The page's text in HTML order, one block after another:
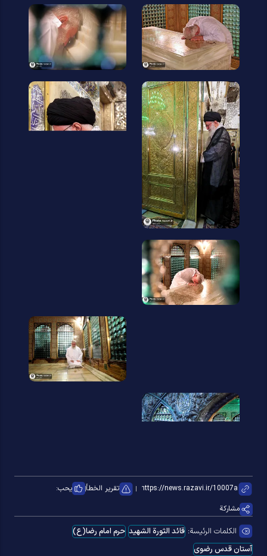
تقرير الخطأ
يحب:
مشاركة
الكلمات الرئيسة: قائد الثورة الشهید حرم امام رضا(ع)
آستان قدس رضوی